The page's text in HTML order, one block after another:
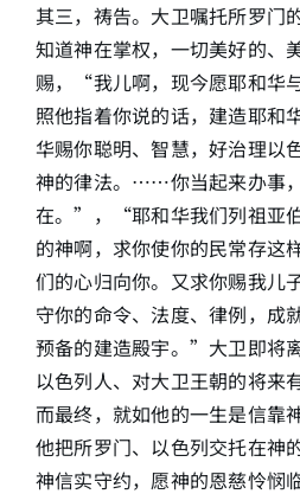
其三，祷告。大卫嘱托所罗门
知道神在掌权，一切美好的、
赐，“我儿啊，现今愿耶和华
照他指着你说的话，建造耶和
华赐你聪明、智慧，好治理以
神的律法。……你当起来办事
在。”，“耶和华我们列祖亚
的神啊，求你使你的民常存这
们的心归向你。又求你赐我儿
守你的命令、法度、律例，成
预备的建造殿宇。”大卫即将
以色列人、对大卫王朝的将来
而最终，就如他的一生是信靠
他把所罗门、以色列交托在神
神信实守约，愿神的恩慈怜悯